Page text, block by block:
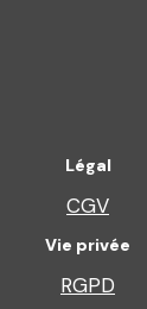
Légal
CGV
Vie privée
RGPD